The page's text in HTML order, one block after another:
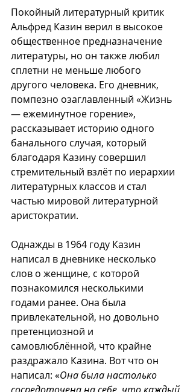
Покойный литературный критик
Альфред Казин верил в высокое
общественное предназначение
литературы, но он также любил
сплетни не меньше любого
другого человека. Его дневник,
помпезно озаглавленный «Жизнь
— ежеминутное горение»,
рассказывает историю одного
банального случая, который
благодаря Казину совершил
стремительный взлёт по иерархии
литературных классов и стал
частью мировой литературной
аристократии.
Однажды в 1964 году Казин
написал в дневнике несколько
слов о женщине, с которой
познакомился несколькими
годами ранее. Она была
привлекательной, но довольно
претенциозной и
самовлюблённой, что крайне
раздражало Казина. Вот что он
написал: «Она была настолько